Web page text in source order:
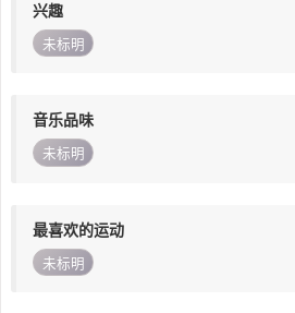
兴趣
未标明
音乐品味
未标明
最喜欢的运动
未标明